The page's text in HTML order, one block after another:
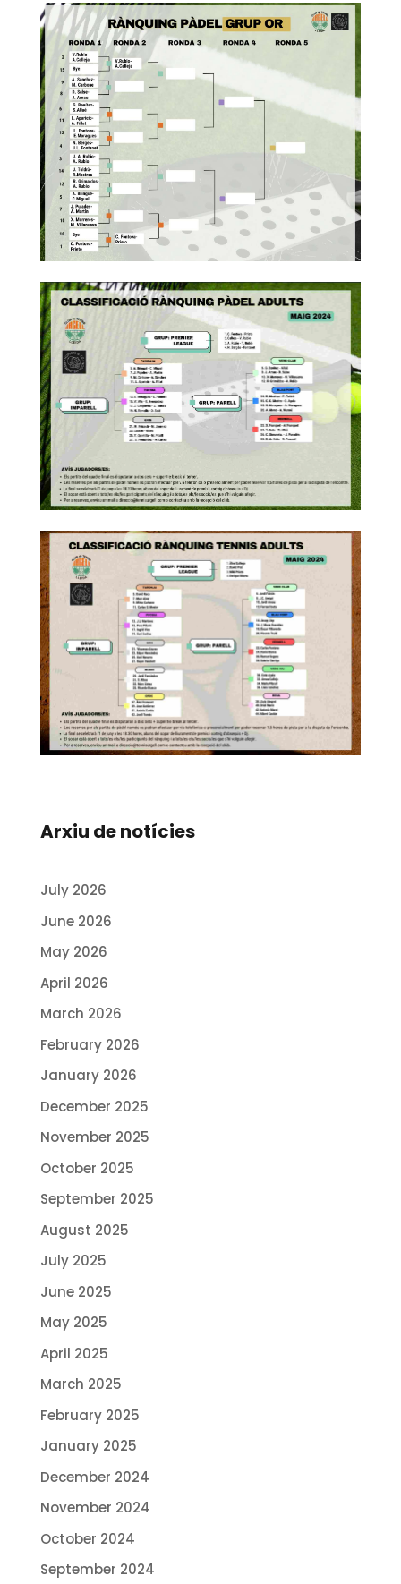
Arxiu de notícies
July 2026
June 2026
May 2026
April 2026
March 2026
February 2026
January 2026
December 2025
November 2025
October 2025
September 2025
August 2025
July 2025
June 2025
May 2025
April 2025
March 2025
February 2025
January 2025
December 2024
November 2024
October 2024
September 2024